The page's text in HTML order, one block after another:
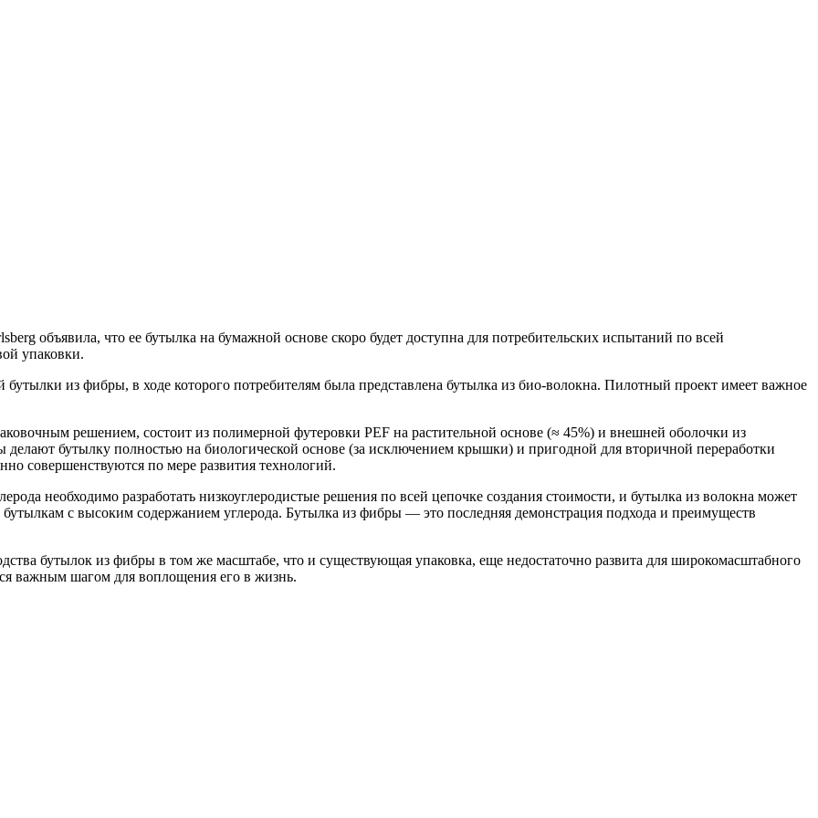
объявила, что ее бутылка на бумажной основе скоро будет доступна для потребительских испытаний по всей
упаковки.
из фибры, в ходе которого потребителям была представлена бутылка из био-волокна. Пилотный проект имеет важное
решением, состоит из полимерной футеровки PEF на растительной основе (≈ 45%) и внешней оболочки из
делают бутылку полностью на биологической основе (за исключением крышки) и пригодной для вторичной переработки
совершенствуются по мере развития технологий.
необходимо разработать низкоуглеродистые решения по всей цепочке создания стоимости, и бутылка из волокна может
с высоким содержанием углерода. Бутылка из фибры — это последняя демонстрация подхода и преимуществ
бутылок из фибры в том же масштабе, что и существующая упаковка, еще недостаточно развита для широкомасштабного
важным шагом для воплощения его в жизнь.